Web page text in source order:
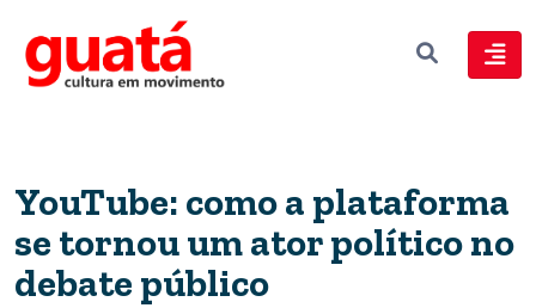
YouTube: como a plataforma
se tornou um ator político no
debate público